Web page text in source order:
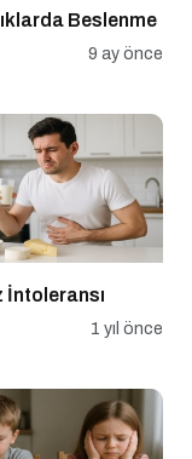
Beslenme
9 ay önce
İntoleransı
1 yıl önce